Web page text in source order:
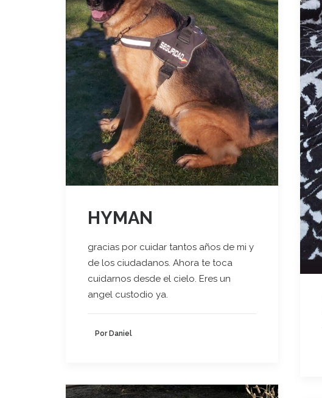
HYMAN
gracias por cuidar tantos años de mi y
de los ciudadanos. Ahora te toca
cuidarnos desde el cielo. Eres un
angel custodio ya.
Por Daniel